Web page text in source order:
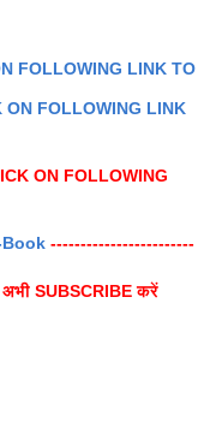
FOLLOWING LINK TO
ON FOLLOWING
------------------------
SUBSCRIBE करें